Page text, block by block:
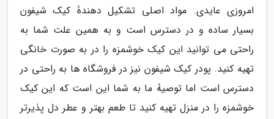
امروزی عایدی. مواد اصلی تشکیل دهندۀ کیک شیفون
بسیار ساده و در دسترس است و به همین علت شما به
راحتی می توانید این کیک خوشمزه را در به صورت خانگی
تهیه کنید. پودر کیک شیفون نیز در فروشگاه ها به راحتی در
دسترس است اما توصیۀ ما به شما این است که این کیک
خوشمزه را در منزل تهیه کنید تا طعم بهتر و عطر دل پذیرتر